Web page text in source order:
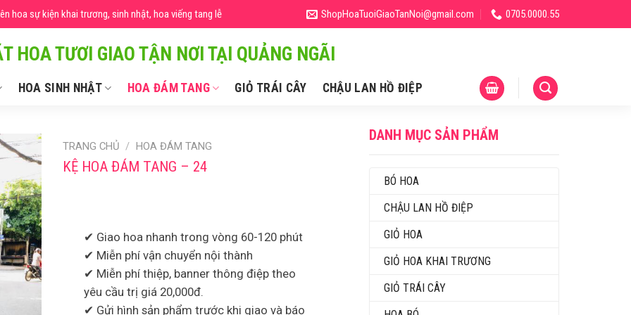
hoa sự kiện khai trương, sinh nhật, hoa viếng tang lễ ShopHoaTuoiGiaoTanNoi@gmail.com 0705.0000.55
HOA TƯƠI GIAO TẬN NƠI TẠI QUẢNG NGÃI
HOA SINH NHẬT HOA ĐÁM TANG GIỎ TRÁI CÂY CHẬU LAN HỒ ĐIỆP
DANH MỤC SẢN PHẨM
BÓ HOA
CHẬU LAN HỒ ĐIỆP
GIỎ HOA
GIỎ HOA KHAI TRƯƠNG
GIỎ TRÁI CÂY
TRANG CHỦ / HOA ĐÁM TANG
KỆ HOA ĐÁM TANG – 24
✔ Giao hoa nhanh trong vòng 60-120 phút
✔ Miễn phí vận chuyển nội thành
✔ Miễn phí thiệp, banner thông điệp theo
yêu cầu trị giá 20,000đ.
✔ Gửi hình sản phẩm trước khi giao và báo